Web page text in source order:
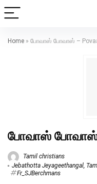
Home » போவாஸ் போவாஸ் –
போவாஸ் போவாஸ்
Tamil christians
Jebathotta Jeyageethangal,
Fr_SJBerchmans